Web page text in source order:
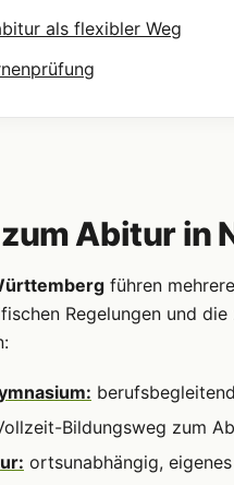
als flexibler Weg
Abitur in
führen
Regelungen und
Bildungsweg zum
ortsunabhängig,